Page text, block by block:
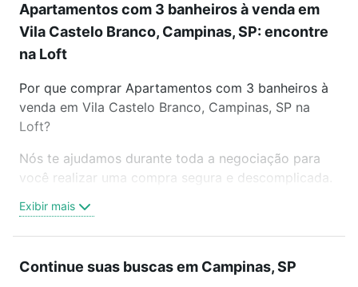
Apartamentos com 3 banheiros à venda em
Vila Castelo Branco, Campinas, SP: encontre
na Loft
Por que comprar Apartamentos com 3 banheiros à
venda em Vila Castelo Branco, Campinas, SP na
Loft?
Nós te ajudamos durante toda a negociação para
você realizar uma compra segura e descomplicada.
trabalho e do metrô, aqui você vai encontrar a
oferta ideal de Apartamentos com 3 banheiros à
conquistar seu sonho. Agende uma visita presencial
Exibir mais
Continue suas buscas em Campinas, SP